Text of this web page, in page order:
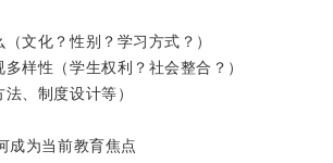
文化？性别？学习方式？）
样性（学生权利？社会整合？）
、制度设计等）
成为当前教育焦点